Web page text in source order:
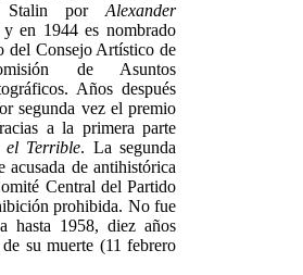
Stalin por Alexander
en 1944 es nombrado
del Consejo Artístico de
de Asuntos
Años después
segunda vez el premio
a la primera parte
el Terrible. La segunda
acusada de antihistórica
Central del Partido
prohibida. No fue
hasta 1958, diez años
de su muerte (11 febrero